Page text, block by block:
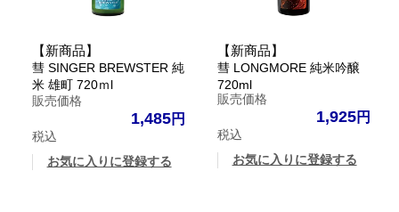
【新商品】
彗 SINGER BREWSTER 純
米 雄町 720ｍl
販売価格
1,485
税込
お気に入りに登録する
【新商品】
彗 LONGMORE 純米吟醸
720ml
販売価格
1,925
税込
お気に入りに登録する